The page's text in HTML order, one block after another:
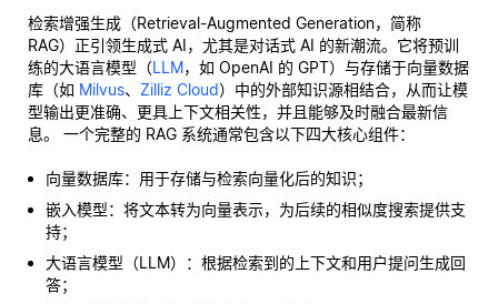
检索增强生成（Retrieval-Augmented Generation，简称
RAG）正引领生成式 AI，尤其是对话式 AI 的新潮流。它将预训
练的大语言模型（LLM，如 OpenAI 的 GPT）与存储于向量数据
库（如 Milvus、 Zilliz Cloud）中的外部知识源相结合，从而让模
型输出更准确、更具上下文相关性，并且能够及时融合最新信
息。 一个完整的 RAG 系统通常包含以下四大核心组件：
向量数据库：用于存储与检索向量化后的知识；
嵌入模型：将文本转为向量表示，为后续的相似度搜索提供支
持；
大语言模型（LLM）：根据检索到的上下文和用户提问生成回
答；